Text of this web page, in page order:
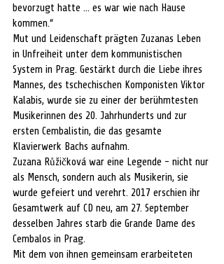
bevorzugt hatte ... es war wie nach Hause
kommen.“
Mut und Leidenschaft prägten Zuzanas Leben
in Unfreiheit unter dem kommunistischen
System in Prag. Gestärkt durch die Liebe ihres
Mannes, des tschechischen Komponisten Viktor
Kalabis, wurde sie zu einer der berühmtesten
Musikerinnen des 20. Jahrhunderts und zur
ersten Cembalistin, die das gesamte
Klavierwerk Bachs aufnahm.
Zuzana Růžičková war eine Legende - nicht nur
als Mensch, sondern auch als Musikerin, sie
wurde gefeiert und verehrt. 2017 erschien ihr
Gesamtwerk auf CD neu, am 27. September
desselben Jahres starb die Grande Dame des
Cembalos in Prag.
Mit dem von ihnen gemeinsam erarbeiteten